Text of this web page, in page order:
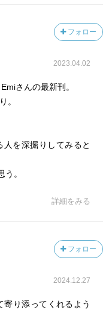
フォロー
2023.04.02
さんの最新刊。
。
を深掘りしてみると
。
詳細をみる
フォロー
2024.12.27
り添ってくれるよう